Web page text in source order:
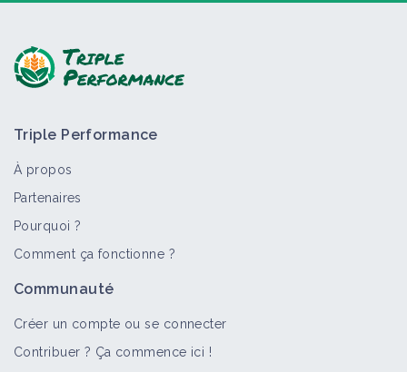
Triple Performance
À propos
Partenaires
Pourquoi ?
Comment ça fonctionne ?
Communauté
Créer un compte ou se connecter
Contribuer ? Ça commence ici !